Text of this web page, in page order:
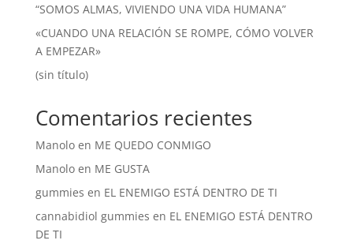
“SOMOS ALMAS, VIVIENDO UNA VIDA HUMANA”
«CUANDO UNA RELACIÓN SE ROMPE, CÓMO VOLVER
A EMPEZAR»
(sin título)
Comentarios recientes
Manoloen ME QUEDO CONMIGO
Manoloen ME GUSTA
gummies en EL ENEMIGO ESTÁ DENTRO DE TI
cannabidiol gummies en EL ENEMIGO ESTÁ DENTRO
DE TI